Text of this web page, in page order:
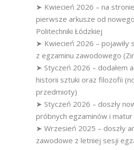
➤ Kwiecień 2026 – na
pierwsze arkusze od
Politechniki Łódzkiej
➤ Kwiecień 2026 – pojawiły
z egzaminu zawodowego
➤ Styczeń 2026 – dodałem
historii sztuki oraz filozofii
przedmioty)
➤ Styczeń 2026 – doszły
próbnych egzaminów i matur
➤ Wrzesień 2025 – doszły
zawodowe z letniej sesji